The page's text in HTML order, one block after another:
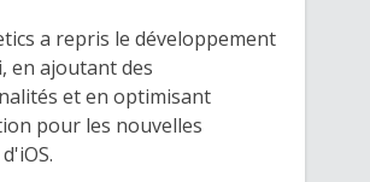
a repris le développement
en ajoutant des
et en optimisant
pour les nouvelles